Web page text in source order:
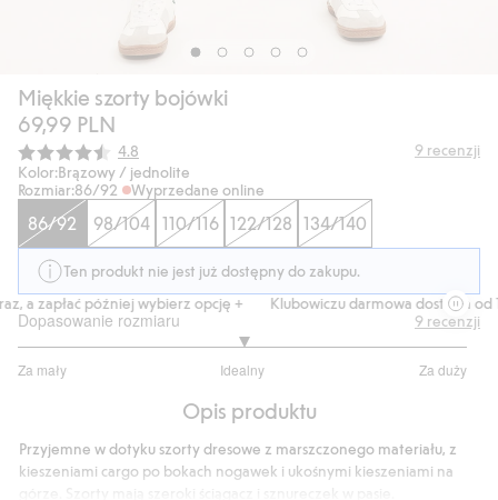
Miękkie szorty bojówki
69,99 PLN
Średnia ocena:
4.8 9 recenzji
Kolor:Brązowy / jednolite
Rozmiar:86/92 Wyprzedane online
86/92 98/104 110/116 122/128 134/140
Ten produkt nie jest już dostępny do zakupu.
a zapłać później wybierz opcję +
Klubowiczu darmowa dostawa od
Dopasowanie rozmiaru
Za mały Idealny Za duży
na
8
głosów
9 recenzji
Opis produktu
Przyjemne w dotyku szorty dresowe z marszczonego materiału, z
kieszeniami cargo po bokach nogawek i ukośnymi kieszeniami na